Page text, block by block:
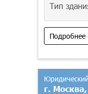
Тип
Подробнее
г.